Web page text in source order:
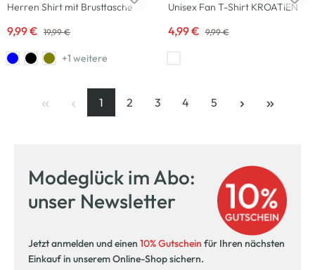
Herren Shirt mit Brusttasche
9,99 € 19,99 €
+1 weitere
Unisex Fan T-Shirt KROATIEN
4,99 € 9,99 €
Seite
1
, aktuelle Seite
Seite
2
Seite
3
Seite
4
Seite
5
Modeglück im Abo:
unser Newsletter
Jetzt anmelden und einen 10% Gutschein für Ihren nächsten
Einkauf in unserem Online-Shop sichern.